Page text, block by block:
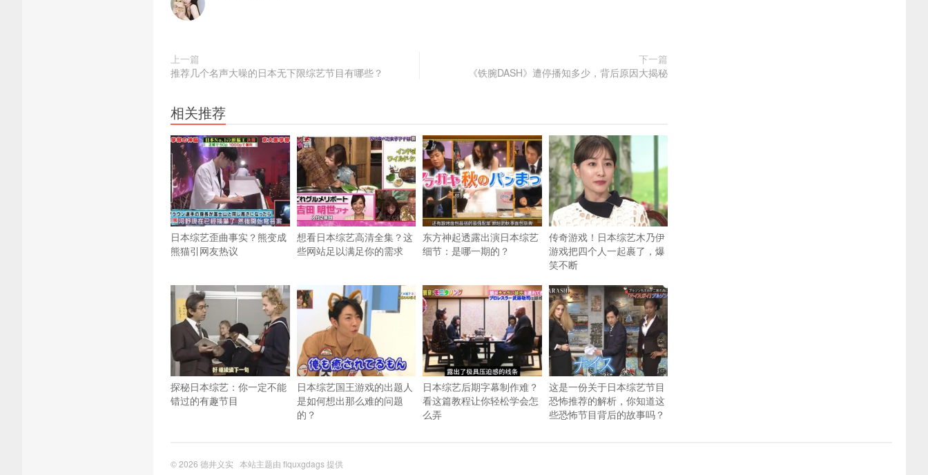
上一篇
推荐几个名声大噪的日本无下限综艺节目有哪些？
下一篇
《铁腕DASH》遭停播知多少，背后原因大揭秘
相关推荐
日本综艺歪曲事实？熊变成
熊猫引网友热议
想看日本综艺高清全集？这
些网站足以满足你的需求
东方神起透露出演日本综艺
细节：是哪一期的？
传奇游戏！日本综艺木乃伊
游戏把四个人一起裹了，爆
笑不断
探秘日本综艺：你一定不能
错过的有趣节目
日本综艺国王游戏的出题人
是如何想出那么难的问题
的？
日本综艺后期字幕制作难？
看这篇教程让你轻松学会怎
么弄
这是一份关于日本综艺节目
恐怖推荐的解析，你知道这
些恐怖节目背后的故事吗？
© 2026 德井义实 本站主题由 flquxgdags提供